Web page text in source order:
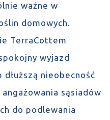
ważne w
domowych.
TerraCottem
wyjazd
dłuższą nieobecność
sąsiadów
do podlewania